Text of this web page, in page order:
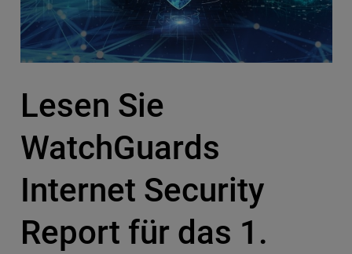
Lesen Sie
WatchGuards
Internet Security
Report für das 1.